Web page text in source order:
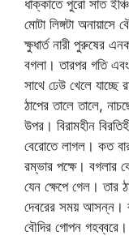
ধাক্কাতে পুরো সাত
মোটা লিঙ্গটা
ক্ষুধার্ত নারী পুরুষের
বগলা। তারপর গতি
সাথে ঢেউ খেলে যাচ্ছে
ঠাপের তালে তালে,
উপর। বিরামহীন
বেরোতে লাগল। কত
রম্ভার পক্ষে। বগলার
যেন ক্ষেপে গেল। তার
দেবরের সময় আসন্ন।
বৌদির গোপন